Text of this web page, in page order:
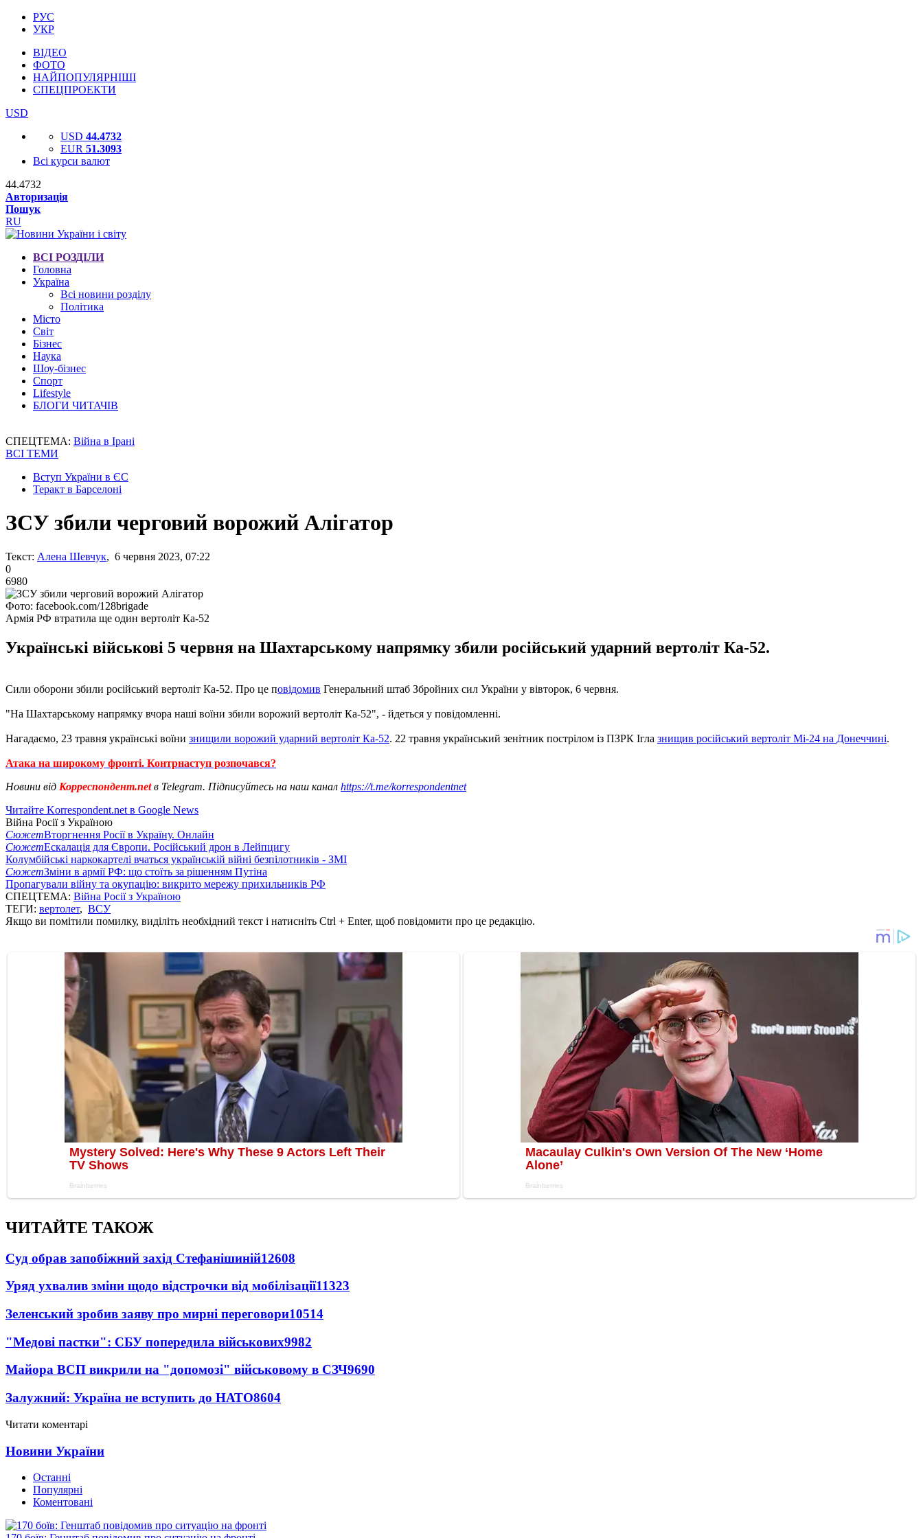
РУС
УКР
ВІДЕО
ФОТО
НАЙПОПУЛЯРНІШІ
СПЕЦПРОЕКТИ
USD
USD 44.4732
EUR 51.3093
Всі курси валют
44.4732
Авторизація
Пошук
RU
ВСІ РОЗДІЛИ
Головна
Україна
Всі новини розділу
Політика
Місто
Світ
Бізнес
Наука
Шоу-бізнес
Спорт
Lifestyle
БЛОГИ ЧИТАЧІВ
СПЕЦТЕМА: Війна в Ірані
ВСІ ТЕМИ
Вступ України в ЄС
Теракт в Барселоні
ЗСУ збили черговий ворожий Алігатор
Текст: Алена Шевчук, 6 червня 2023, 07:22
0
6980
Фото: facebook.com/128brigade
Армія РФ втратила ще один вертоліт Ка-52
Українські військові 5 червня на Шахтарському напрямку збили російський ударний вертоліт Ка-52.
Сили оборони збили російський вертоліт Ка-52. Про це повідомив Генеральний штаб Збройних сил України у вівторок, 6 червня.
"На Шахтарському напрямку вчора наші воїни збили ворожий вертоліт Ка-52", - йдеться у повідомленні.
Нагадаємо, 23 травня українські воїни знищили ворожий ударний вертоліт Ка-52. 22 травня український зенітник пострілом із ПЗРК Ігла знищив російський вертоліт Мі-24 на Донеччині.
Атака на широкому фронті. Контрнаступ розпочався?
Новини від Корреспондент.netв Telegram. Підписуйтесь на наш канал https://t.me/korrespondentnet
Читайте Korrespondent.net в Google News
Війна Росії з Україною
СюжетВторгнення Росії в Україну. Онлайн
СюжетЕскалація для Європи. Російський дрон в Лейпцигу
Колумбійські наркокартелі вчаться українській війні безпілотників - ЗМІ
СюжетЗміни в армії РФ: що стоїть за рішенням Путіна
Пропагували війну та окупацію: викрито мережу прихильників РФ
СПЕЦТЕМА: Війна Росії з Україною
ТЕГИ: вертолет, ВСУ
Якщо ви помітили помилку, виділіть необхідний текст і натисніть Ctrl + Enter, щоб повідомити про це редакцію.
ЧИТАЙТЕ ТАКОЖ
Суд обрав запобіжний захід Стефанішиній12608
Уряд ухвалив зміни щодо відстрочки від мобілізації11323
Зеленський зробив заяву про мирні переговори10514
"Медові пастки": СБУ попередила військових9982
Майора ВСП викрили на "допомозі" військовому в СЗЧ9690
Залужний: Україна не вступить до НАТО8604
Читати коментарі
Новини України
Останні
Популярні
Коментовані